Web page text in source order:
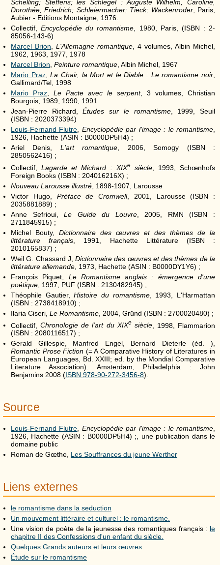
Schelling; Steffens; les Schlegel : Auguste Wilhelm, Caroline,
Dorothée, Friedrich; Schleiermacher; Tieck; Wackenroder, Paris,
Aubier - Editions Montaigne, 1976.
Collectif,Encyclopédie du romantisme , 1980, Paris, (ISBN : 2-
85056-143-6)
Marcel Brion
L'Allemagne romantique , 4 volumes, Albin Michel,
1962, 1963, 1977, 1978
Marcel Brion Peinture romantique , Albin Michel, 1967
Mario Praz,La Chair, la Mort et le Diable : Le romantisme noir
Gallimard/Tel, 1998
Mario Praz
Le Pacte avec le serpent, 3 volumes, Christian
Bourgois, 1989, 1990, 1991
Jean-Pierre Richard,Études sur le romantisme, 1999, Seuil
(ISBN : 2020373394)
Louis-Fernand Flutre
Encyclopédie par l'image : le romantisme
1926, Hachette (ASIN : B0000DP5H4) ;
Ariel Denis, L'art romantique , 2006, Somogy (ISBN :
2850562416) ;
Collectif,Lagarde et Michard : XIXesiècle, 1993, Schœnhofs
Foreign Books (ISBN : 204016216X) ;
Nouveau Larousse illustré , 1898-1907, Larousse
Victor Hugo, Préface de Cromwell, 2001, Larousse (ISBN :
2035881889) ;
Anne Sefrioui,Le Guide du Louvre, 2005, RMN (ISBN :
2711845915) ;
Michel Bouty, Dictionnaire des œuvres et des thèmes de la
littérature français , 1991, Hachette Littérature (ISBN :
2010165837) ;
Weil G. Chassard J,Dictionnaire des œuvres et des thèmes de la
littérature allemande , 1973, Hachette (ASIN : B0000DY1Y6) ;
François Piquet, Le Romantisme anglais : émergence d'une
poétique , 1997, PUF (ISBN : 2130482945) ;
Théophile Gautier,Histoire du romantisme, 1993, L'Harmattan
(ISBN : 2738418910) ;
Ilaria Ciseri, Le Romantisme , 2004, Gründ (ISBN : 2700020480) ;
Collectif,Chronologie de l'art du XIXesiècle, 1998, Flammarion
(ISBN : 2080116517) ;
Gerald Gillespie, Manfred Engel, Bernard Dieterle (éd. ),
Romantic Prose Fiction (= A Comparative History of Literatures in
European Languages, Bd. XXIII; ed. by the Mondial Comparative
Literature Association). Amsterdam, Philadelphia : John
Benjamins 2008 (ISBN 978-90-272-3456-8).
Source
Louis-Fernand Flutre, Encyclopédie par l'image : le romantisme,
1926, Hachette (ASIN : B0000DP5H4) ;, une publication dans le
domaine public
Roman de Gœthe, Les Souffrances du jeune Werther
Liens externes
le romantisme dans la seduction
Un mouvement littéraire et culturel : le romantisme.
Une vision de poète de la jeunesse des romantiques français : le
chapitre II des Confessions d'un enfant du siècle.
Quelques Grands auteurs et leurs œuvres
Étude sur le romantisme